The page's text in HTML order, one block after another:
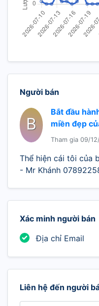
Người bán
B
Bắt đầu
miền đẹp
Tham gia 09/
Thể hiện cái tôi của
- Mr Khánh
Xác minh người bán
Địa chỉ Email
Liên hệ đến người